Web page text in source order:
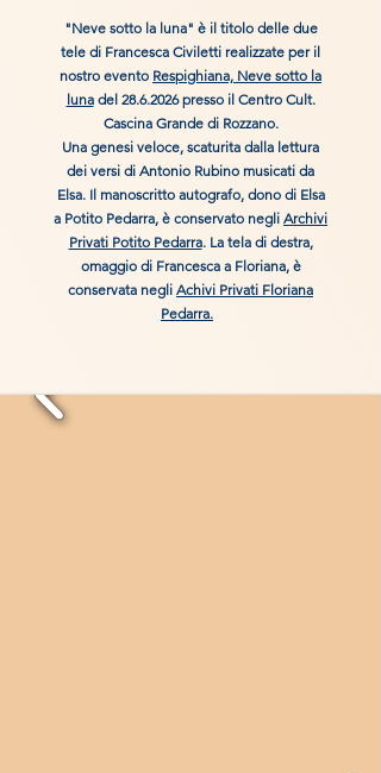
"Neve sotto la luna" è il titolo delle due
tele di Francesca Civiletti realizzate per il
nostro evento Respighiana, Neve sotto la
lunadel 28.6.2026presso il Centro Cult.
Cascina Grande di Rozzano.
Una genesi veloce, scaturita dalla lettura
dei versi di Antonio Rubino musicati da
Elsa. Il manoscritto autografo, dono di Elsa
a Potito Pedarra, è conservato negli Archivi
Privati Potito Pedarra. La tela di destra,
omaggio di Francesca a Floriana, è
conservata negli Achivi Privati Floriana
Pedarra.